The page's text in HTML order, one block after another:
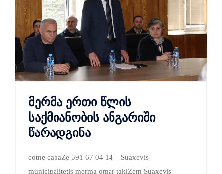
მერმა ერთი წლის
საქმიანობის ანგარიში
წარადგინა
cotne cabaZe 591 67 04 14 – Suaxevis
municipalitetis merma omar takiZem Suaxevis